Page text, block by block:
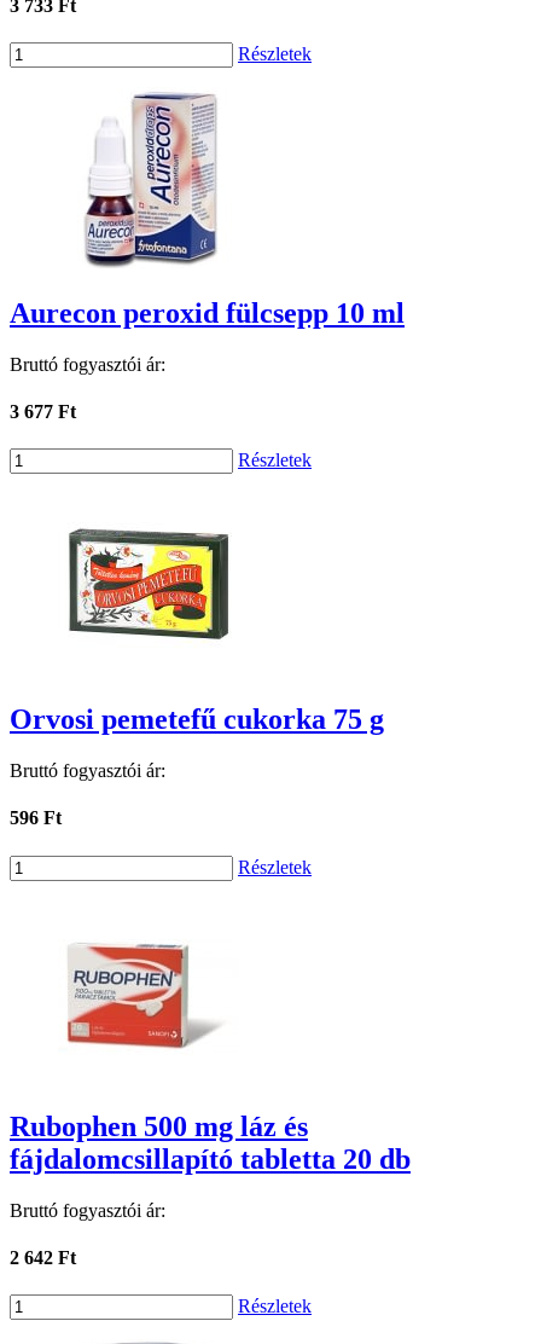
3 733 Ft
Részletek
Aurecon peroxid fülcsepp 10 ml
Bruttó fogyasztói ár:
3 677 Ft
Részletek
Orvosi pemetefű cukorka 75 g
Bruttó fogyasztói ár:
596 Ft
Részletek
Rubophen 500 mg láz és
fájdalomcsillapító tabletta 20 db
Bruttó fogyasztói ár:
2 642 Ft
Részletek